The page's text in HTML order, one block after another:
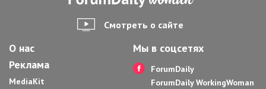
ИММИГРАЦИЯ В США
АВТОРСКИЕ КОЛОНКИ
Смотреть о сайте
О нас
Реклама
MediaKit
Мы в соцсетях
ForumDaily
ForumDaily WorkingWoman